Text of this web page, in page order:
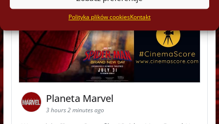
Polityka plików cookiesKontakt
Planeta Marvel
3 hours 2 minutes ago